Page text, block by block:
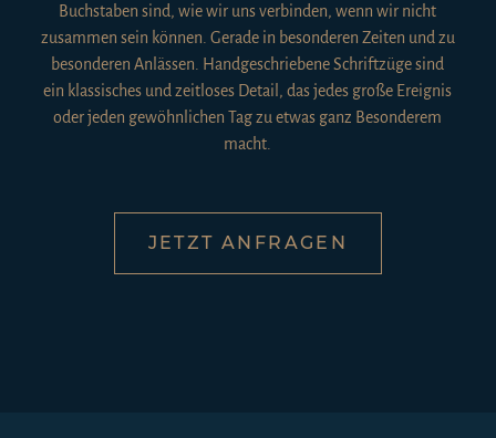
Buchstaben sind, wie wir uns verbinden, wenn wir nicht
zusammen sein können. Gerade in besonderen Zeiten und zu
besonderen Anlässen. Handgeschriebene Schriftzüge sind
ein klassisches und zeitloses Detail, das jedes große Ereignis
oder jeden gewöhnlichen Tag zu etwas ganz Besonderem
macht.
JETZT ANFRAGEN